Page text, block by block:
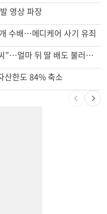
영상 파장
수배…메디케어 사기 유죄